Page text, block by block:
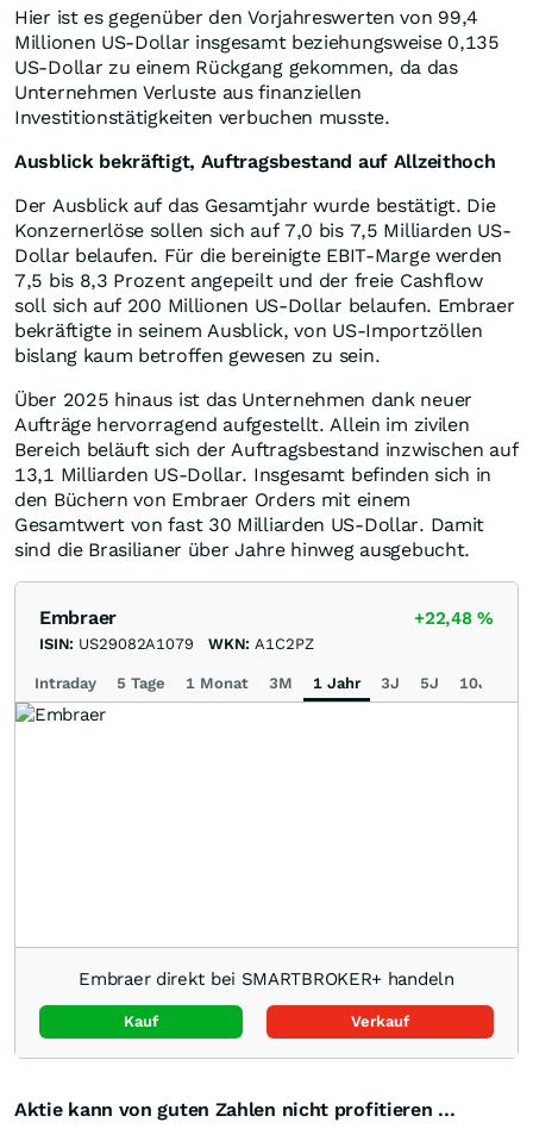
Hier ist es gegenüber den Vorjahreswerten von 99,4
Millionen US-Dollar insgesamt beziehungsweise 0,135
US-Dollar zu einem Rückgang gekommen, da das
Unternehmen Verluste aus finanziellen
Investitionstätigkeiten verbuchen musste.
Ausblick bekräftigt, Auftragsbestand auf Allzeithoch
Der Ausblick auf das Gesamtjahr wurde bestätigt. Die
Konzernerlöse sollen sich auf 7,0 bis 7,5 Milliarden US-
Dollar belaufen. Für die bereinigte EBIT-Marge werden
7,5 bis 8,3 Prozent angepeilt und der freie Cashflow
soll sich auf 200 Millionen US-Dollar belaufen. Embraer
bekräftigte in seinem Ausblick, von US-Importzöllen
bislang kaum betroffen gewesen zu sein.
Über 2025 hinaus ist das Unternehmen dank neuer
Aufträge hervorragend aufgestellt. Allein im zivilen
Bereich beläuft sich der Auftragsbestand inzwischen auf
13,1 Milliarden US-Dollar. Insgesamt befinden sich in
den Büchern von Embraer Orders mit einem
Gesamtwert von fast 30 Milliarden US-Dollar. Damit
sind die Brasilianer über Jahre hinweg ausgebucht.
Embraer +22,48%
ISIN: US29082A1079 WKN: A1C2PZ
Intraday 5 Tage 1 Monat 3M 1 Jahr 3J 5J 10J
Embraer direkt bei SMARTBROKER+ handeln
Kauf Verkauf
Aktie kann von guten Zahlen nicht profitieren ...